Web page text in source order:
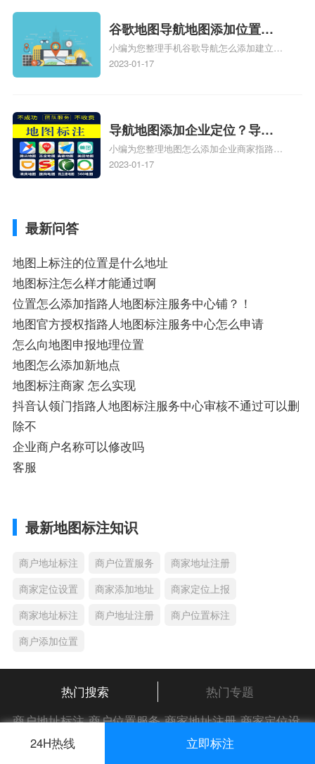
服务中心位置、抖音突然不显示定位了相关
地图标注知识，详情可查看下方正文！
谷歌地图导航地图添加位置？
添加谷歌地图导航位置？
小编为您整理手机谷歌导航怎么添加建立多
人位置、如何在地图，谷歌地图添加公司位
2023-01-17
导航地图添加企业定位？导航
定位企业？
小编为您整理地图怎么添加企业商家指路人
地图标注服务中心铺名称、地图怎么添加企
2023-01-17
最新问答
地图上标注的位置是什么地址
地图标注怎么样才能通过啊
位置怎么添加指路人地图标注服务中心铺？！
地图官方授权指路人地图标注服务中心怎么申请
怎么向地图申报地理位置
地图怎么添加新地点
地图标注商家 怎么实现
抖音认领门指路人地图标注服务中心审核不通过可以删
除不
企业商户名称可以修改吗
客服
最新地图标注知识
商户地址标注 商户位置服务
商家地址注册
商家定位设置
商家添加地址
商家定位上报
商家地址标注
商户地址注册
商户位置标注
商户添加位置
热门搜索
热门专题
商户地址标注 商户位置服务 商家地址注册 商家定位设
商家添加地址 商家地址标注
24H热线 立即标注